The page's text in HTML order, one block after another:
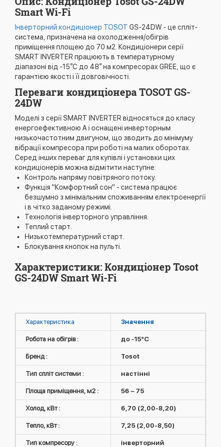
Smart Wi-Fi
Інверторний кондиціонер TOSOT GS-24DW - це спліт-
система, призначена на охолодження/обігрів
приміщення площею до 70 м2. Кондиціонери серії
SMART INVERTER працюють в температурному
діапазоні від -15⁰С до 48⁰ на компресорах GREE, що є
гарантією якості і її довговічності.
Переваги кондиціонера TOSOT GS-
24DW
Моделі з серії SMART INVERTER відносяться до класу
енергоефективною А і оснащені инверторным
низькочастотним двигуном, що зводить до мінімуму
вібрації компресора при роботі на малих оборотах.
Серед інших переваг для купівлі і установки цих
кондиціонерів можна відмітити наступне:
Контроль напряму повітряного потоку.
Функція "Комфортний сон" - система працює
безшумно з мінімальним споживанням електроенергії
і в чітко заданому режимі.
Технологія інверторного управління.
Теплий старт.
Низькотемпературний старт.
Блокування кнопок на пульті.
Характеристики: Кондиціонер Tosot
GS-24DW Smart Wi-Fi
Характеристика Значення
Робота на обігрів : до -15°C
Бренд : Tosot
Тип спліт системи : настінні
Площа приміщення, м2 : 56 – 75
Холод, кВт : 6,70 (2,00-8,20)
Тепло, кВт : 7,25 (2,00-8,50)
Тип компресору : інверторний